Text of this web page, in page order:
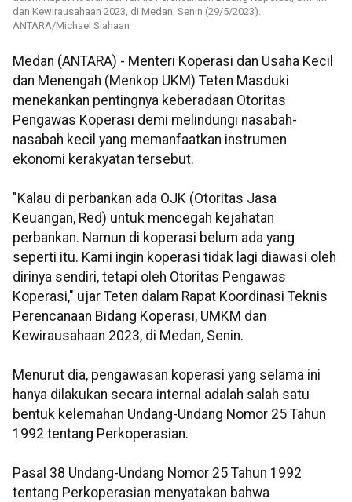
dan Kewirausahaan 2023, di Medan, Senin (29/5/2023).
ANTARA/Michael Siahaan
Medan (ANTARA) - Menteri Koperasi dan Usaha Kecil
dan Menengah (Menkop UKM) Teten Masduki
menekankan pentingnya keberadaan Otoritas
Pengawas Koperasi demi melindungi nasabah-
nasabah kecil yang memanfaatkan instrumen
ekonomi kerakyatan tersebut.
"Kalau di perbankan ada OJK (Otoritas Jasa
Keuangan, Red) untuk mencegah kejahatan
perbankan. Namun di koperasi belum ada yang
seperti itu. Kami ingin koperasi tidak lagi diawasi oleh
dirinya sendiri, tetapi oleh Otoritas Pengawas
Koperasi," ujar Teten dalam Rapat Koordinasi Teknis
Perencanaan Bidang Koperasi, UMKM dan
Kewirausahaan 2023, di Medan, Senin.
Menurut dia, pengawasan koperasi yang selama ini
hanya dilakukan secara internal adalah salah satu
bentuk kelemahan Undang-Undang Nomor 25 Tahun
1992 tentang Perkoperasian.
Pasal 38 Undang-Undang Nomor 25 Tahun 1992
tentang Perkoperasian menyatakan bahwa